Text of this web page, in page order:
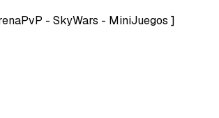
- SkyWars - MiniJuegos ]